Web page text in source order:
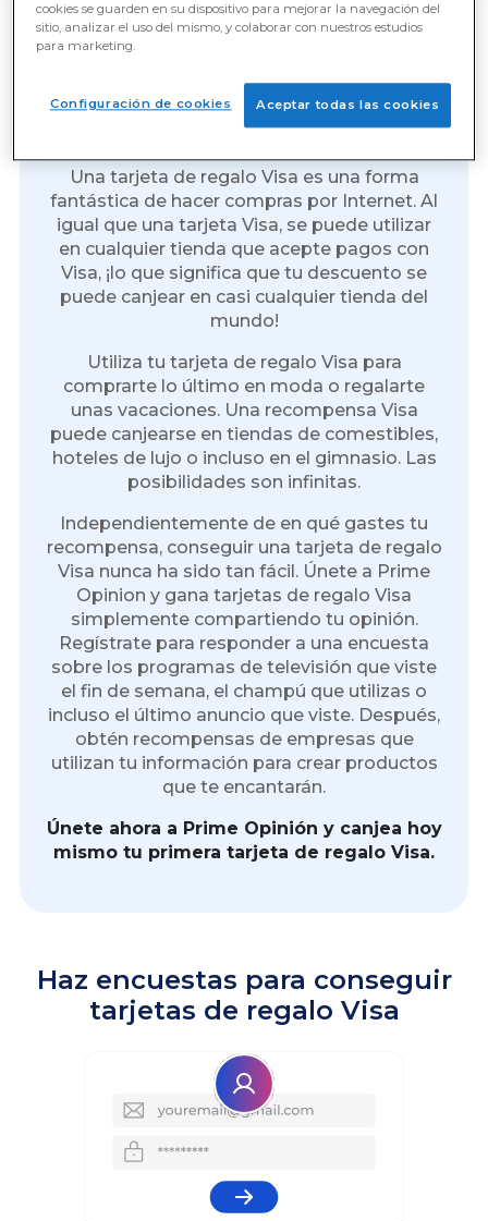
Gana tarjetas de regalo Visa
por Internet
Una tarjeta de regalo Visa es una forma
fantástica de hacer compras por Internet. Al
igual que una tarjeta Visa, se puede utilizar
en cualquier tienda que acepte pagos con
Visa, ¡lo que significa que tu descuento se
puede canjear en casi cualquier tienda del
mundo!
Utiliza tu tarjeta de regalo Visa para
comprarte lo último en moda o regalarte
unas vacaciones. Una recompensa Visa
puede canjearse en tiendas de comestibles,
hoteles de lujo o incluso en el gimnasio. Las
posibilidades son infinitas.
Independientemente de en qué gastes tu
recompensa, conseguir una tarjeta de regalo
Visa nunca ha sido tan fácil. Únete a Prime
Opinion y gana tarjetas de regalo Visa
simplemente compartiendo tu opinión.
Regístrate para responder a una encuesta
sobre los programas de televisión que viste
el fin de semana, el champú que utilizas o
incluso el último anuncio que viste. Después,
obtén recompensas de empresas que
utilizan tu información para crear productos
que te encantarán.
Únete ahora a Prime Opinión y canjea hoy
mismo tu primera tarjeta de regalo Visa.
Haz encuestas para conseguir
tarjetas de regalo Visa
cookies se guarden en su dispositivo para mejorar la navegación del
sitio, analizar el uso del mismo, y colaborar con nuestros estudios
para marketing.
Aceptar todas las cookies
Configuración de cookies